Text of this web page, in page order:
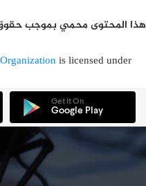
هذا المحتوى محمي بموجب حقوق
is licensed under